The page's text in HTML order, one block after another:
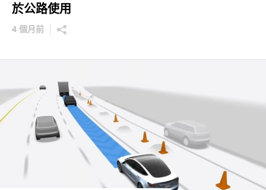
於公路使用
4 個月前